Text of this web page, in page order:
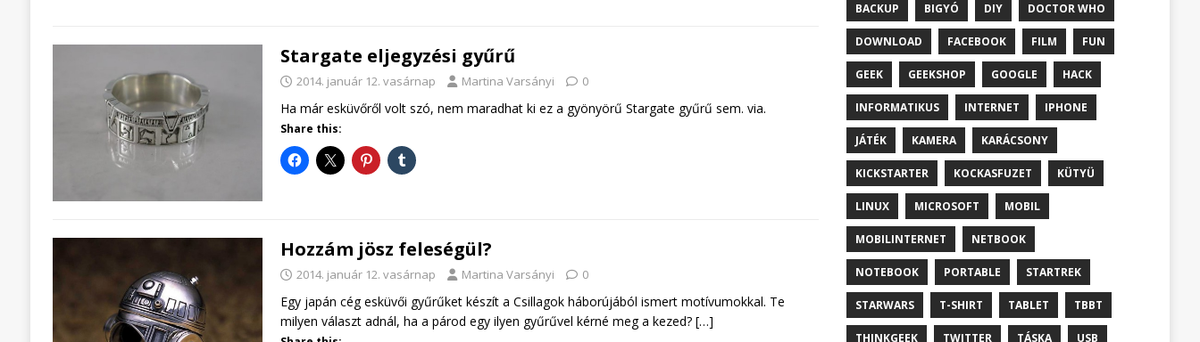
Stargate eljegyzési gyűrű
2014. január 12. vasárnap Martina Varsányi 0
Ha már esküvőről volt szó, nem maradhat ki ez a gyönyörű Stargate gyűrű sem. via.
Share this:
Hozzám jösz feleségül?
2014. január 12. vasárnap Martina Varsányi 0
Egy japán cég esküvői gyűrűket készít a Csillagok háborújából ismert motívumokkal. Te
milyen választ adnál, ha a párod egy ilyen gyűrűvel kérné meg a kezed? […]
BACKUP BIGYÓ DIY DOCTOR WHO
DOWNLOAD FACEBOOK FILM FUN
GEEK GEEKSHOP GOOGLE HACK
INFORMATIKUS INTERNET IPHONE
JÁTÉK KAMERA KARÁCSONY
KICKSTARTER KOCKASFUZET KÜTYÜ
LINUX MICROSOFT MOBIL
MOBILINTERNET NETBOOK
NOTEBOOK PORTABLE STARTREK
STARWARS T-SHIRT TABLET TBBT
THINKGEEK TWITTER TÁSKA USB